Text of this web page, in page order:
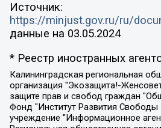
Источник:
https://minjust.gov.ru/ru/
данные на 03.05.2024
* Реестр иностранных
Калининградская региональная общественная организация "Экозащита!-Женсовет", Фонд содействия защите прав и свобод граждан "Общественный вердикт", Фонд "Институт Развития Свободы Информации", Частное учреждение "Информационное агентство МЕМО. РУ", Региональная общественная организация "Общественная комиссия по сохранению наследия академика Сахарова", Фонд поддержки свободы прессы, Санкт-Петербургская общественная правозащитная организация "Гражданский контроль", Межрегиональная общественная организация "Информационно-просветительский центр "Мемориал", Региональный Фонд "Центр Защиты Прав Средств Массовой Информации", с 05.12.2023 Фонд "Центр Защиты Прав Средств массовой информации", Региональная общественная благотворительная организация помощи беженцам и мигрантам "Гражданское содействие", Негосударственное образовательное учреждение дополнительного профессионального образования (повышение квалификации) специалистов "АКАДЕМИЯ ПО ПРАВАМ ЧЕЛОВЕКА", Свердловская региональная общественная организация "Сутяжник", Автономная некоммерческая организация "Центр независимых социологических исследований", Союз общественных объединений "Российский исследовательский центр по правам человека", Региональное общественное учреждение научно-информационный центр "МЕМОРИАЛ", Некоммерческая организация "Фонд защиты гласности", Автономная некоммерческая организация "Институт прав человека", Городская общественная организация "Екатеринбургское общество "МЕМОРИАЛ", Городская общественная организация "Рязанское историко-просветительское и правозащитное общество "Мемориал" (Рязанский Мемориал), Челябинский региональный орган общественной самодеятельности – женское общественное объединение "Женщины Евразии", Челябинский региональный орган общественной самодеятельности "Уральская правозащитная группа", Фонд содействия защите здоровья и социальной справедливости имени Андрея Рылькова, Автономная Некоммерческая Организация "Аналитический Центр Юрия Левады", Автономная некоммерческая организация социальной поддержки населения "Проект Апрель", Региональная общественная организация помощи женщинам и детям, находящимся в кризисной ситуации "Информационно-методический центр "Анна", Фонд содействия развитию массовых коммуникаций и правовому просвещению "Так-так-Так", Фонд содействия устойчивому развитию "Серебряная тайга", Свердловский региональный общественный фонд социальных проектов "Новое время", "Idel.Реалии", Кавказ.Реалии, Крым.Реалии, Телеканал Настоящее Время, Татаро-башкирская служба Радио Свобода (Azatliq Radiosi), Радио Свободная Европа/Радио Свобода (PCE/PC), "Сибирь.Реалии", "Фактограф", Благотворительный фонд помощи осужденным и их семьям, Автономная некоммерческая организация "Институт глобализации и социальных движений", Фонд "В защиту прав заключенных", Частное учреждение "Центр поддержки и содействия развитию средств массовой информации", Пензенский региональный общественный благотворительный фонд "Гражданский союз", "Север.Реалии", Некоммерческая организация Фонд "Правовая инициатива", Общество с ограниченной ответственностью "Радио Свободная Европа/Радио Свобода", Чешское информационное агентство "MEDIUM-ORIENT", Красноярская региональная общественная организация "Мы против СПИДа", Камалягин Денис Николаевич, Маркелов Сергей Евгеньевич, Пономарев Лев Александрович, Савицкая Людмила Алексеевна, Автономная некоммерческая организация "Центр по работе с проблемой насилия "НАСИЛИЮ.НЕТ", Межрегиональный профессиональный союз работников здравоохранения "Альянс врачей", Юридическое лицо, зарегистрированное в Латвийской Республике, SIA "Medusa Project" (регистрационный номер 40103797863, дата регистрации 10.06.2014), Некоммерческая организация "Фонд по борьбе с коррупцией", Автономная некоммерческая организация "Институт права и публичной политики", Баданин Роман Сергеевич, Гликин Максим Александрович, Железнова Мария Михайловна, Лукьянова Юлия Сергеевна, Маетная Елизавета Витальевна, Маняхин Петр Борисович, Чуракова Ольга Владимировна, Ярош Юлия Петровна, Юридическое лицо "The Insider SIA", зарегистрированное в Риге, Латвийская Республика (дата регистрации 26.06.2015), являющееся администратором доменного имени интернет-издания "The Insider SIA", https://theins.ru, Постернак Алексей Евгеньевич, Рубин Михаил Аркадьевич, Анин Роман Александрович, Юридическое лицо Istories fonds, зарегистрированное в Латвийской Республике (регистрационный номер 50008295751, дата регистрации 24.02.2020), Великовский Дмитрий Александрович, Долинина Ирина Николаевна, Мароховская Алеся Алексеевна, Шлейнов Роман Юрьевич, Шмагун Олеся Валентиновна, Общество с ограниченной ответственностью "Альтаир 2021", Общество с ограниченной ответственностью "Вега 2021", Общество с ограниченной ответственностью "Главный редактор 2021", Общество с ограниченной ответственностью "Ромашки монолит", Важенков Артем Валерьевич, Ивановская областная общественная организация "Центр гендерных исследований", Гурман Юрий Альбертович, Медиапроект "ОВД-Инфо", Егоров Владимир Владимирович, Жилинский Владимир Александрович, Общество с ограниченной ответственностью "ЗП", Иванова София Юрьевна, Карезина Инна Павловна, Кильтау Екатерина Викторовна, Петров Алексей Викторович, Пискунов Сергей Евгеньевич, Смирнов Сергей Сергеевич, Тихонов Михаил Сергеевич, Общество с ограниченной ответственностью "ЖУРНАЛИСТ-ИНОСТРАННЫЙ АГЕНТ", Арапова Галина Юрьевна, Вольтская Татьяна Анатольевна, Американская компания "Mason G.E.S. Anonymous Foundation" (США), являющаяся владельцем интернет-издания https://mnews.world/, Компания "Stichting Bellingcat", зарегистрированная в Нидерландах (дата регистрации 11.07.2018), Захаров Андрей Вячеславович, Клепиковская Екатерина Дмитриевна, Общество с ограниченной ответственностью "МЕМО", Перл Роман Александрович, Симонов Евгений Алексеевич, Соловьева Елена Анатольевна, Сотников Даниил Владимирович, Сурначева Елизавета Дмитриевна, Автономная некоммерческая организация по защите прав человека и информированию населения "Якутия – Наше Мнение", Общество с ограниченной ответственностью "Москоу диджитал медиа", с 26.01.2023 Общество с ограниченной ответственностью "Чайка Белые сады", Ветошкина Валерия Валерьевна, Заговора Максим Александрович, Межрегиональное общественное движение "Российская ЛГБТ - сеть", Оленичев Максим Владимирович, Павлов Иван Юрьевич, Скворцова Елена Сергеевна, Общество с ограниченной ответственностью "Как бы инагент", Кочетков Игорь Викторович, Общество с ограниченной ответственностью "Честные выборы", Еланчик Олег Александрович, Общество с ограниченной ответственностью "Нобелевский призыв", Гималова Регина Эмилевна, Григорьев Андрей Валерьевич, Григорьева Алина Александровна, Ассоциация по содействию защите прав призывников, альтернативнослужащих и военнослужащих "Правозащитная группа "Гражданин.Армия.Право", Хисамова Регина Фаритовна, Автономная некоммерческая организация по реализации социально-правовых программ "Лилит", Дальневосточное общественное движение "Маяк", Санкт-Петербургская ЛГБТ-инициативная группа "Выход", Инициативная группа ЛГБТ+ "Реверс", Алексеев Андрей Викторович, Бекбулатова Таисия Львовна, Беляев Иван Михайлович, Владыкина Елена Сергеевна, Гельман Марат Александрович, Никульшина Вероника Юрьевна, Толоконникова Надежда Андреевна, Шендерович Виктор Анатольевич, Общество с ограниченной ответственностью "Данное сообщение", Общество с ограниченной ответственностью Издательский дом "Новая глава", Айнбиндер Александра Александровна, Московский комьюнити-центр для ЛГБТ+инициатив, Благотворительный фонд развития филантропии, Deutsche Welle (Германия, Kurt-Schumacher-